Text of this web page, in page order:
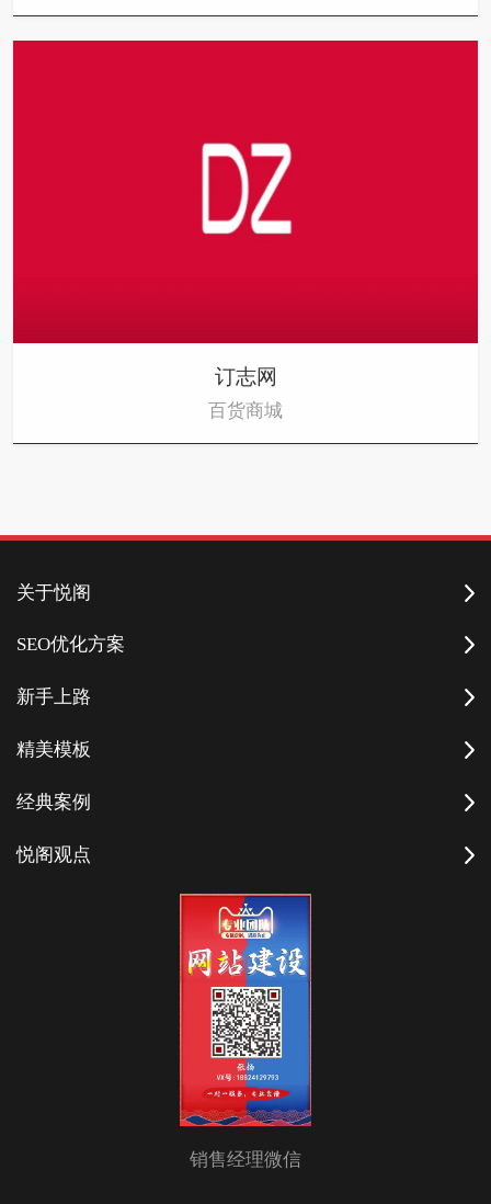
订志网
百货商城
关于悦阁
SEO优化方案
新手上路
精美模板
经典案例
悦阁观点
销售经理微信